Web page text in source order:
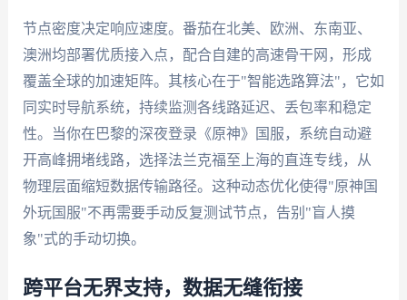
节点密度决定响应速度。番茄在北美、欧洲、东南亚、
澳洲均部署优质接入点，配合自建的高速骨干网，形成
覆盖全球的加速矩阵。其核心在于"智能选路算法"，它如
同实时导航系统，持续监测各线路延迟、丢包率和稳定
性。当你在巴黎的深夜登录《原神》国服，系统自动避
开高峰拥堵线路，选择法兰克福至上海的直连专线，从
物理层面缩短数据传输路径。这种动态优化使得"原神国
外玩国服"不再需要手动反复测试节点，告别"盲人摸
象"式的手动切换。
跨平台无界支持，数据无缝衔接